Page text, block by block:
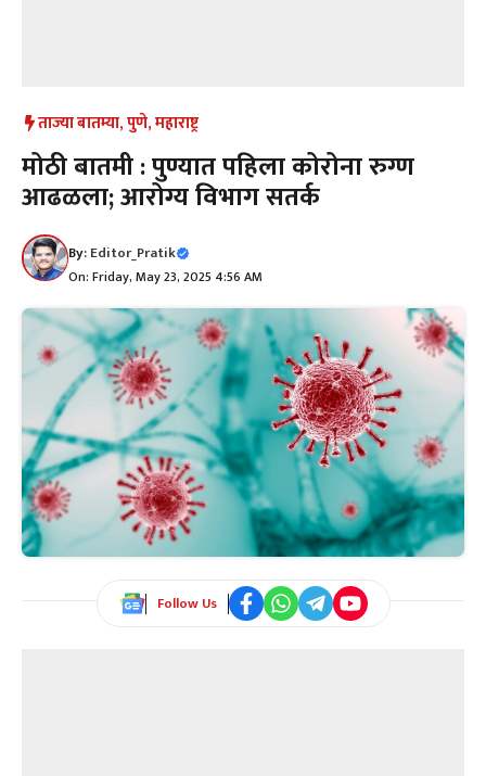
ताज्या बातम्या,पुणे,महाराष्ट्र
मोठी बातमी : पुण्यात पहिला कोरोना रुग्ण
आढळला; आरोग्य विभाग सतर्क
By:Editor_Pratik
On: Friday, May 23, 2025 4:56 AM
Follow Us